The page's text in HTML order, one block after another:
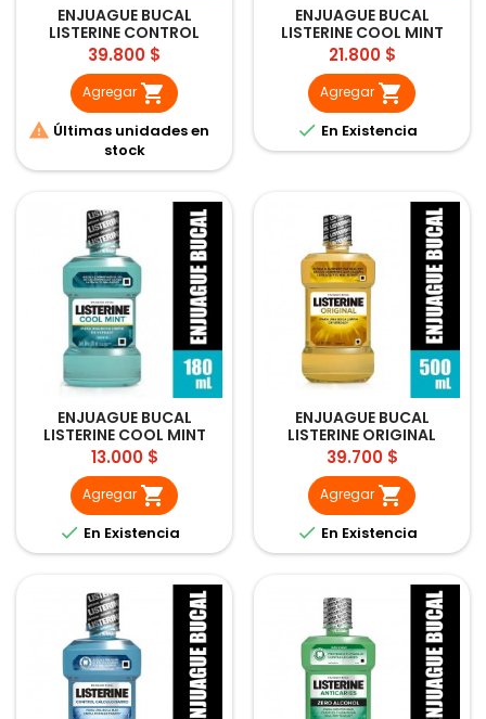
ENJUAGUE BUCAL
LISTERINE CONTROL
CALCULO 500ML
Precio
39.800 $
Agregar 
 Últimas unidades en
stock
ENJUAGUE BUCAL
LISTERINE COOL MINT
500ML
Precio
21.800 $
Agregar 
 En Existencia
ENJUAGUE BUCAL
LISTERINE COOL MINT
180ML
Precio
13.000 $
Agregar 
 En Existencia
ENJUAGUE BUCAL
LISTERINE ORIGINAL
500ML
Precio
39.700 $
Agregar 
 En Existencia